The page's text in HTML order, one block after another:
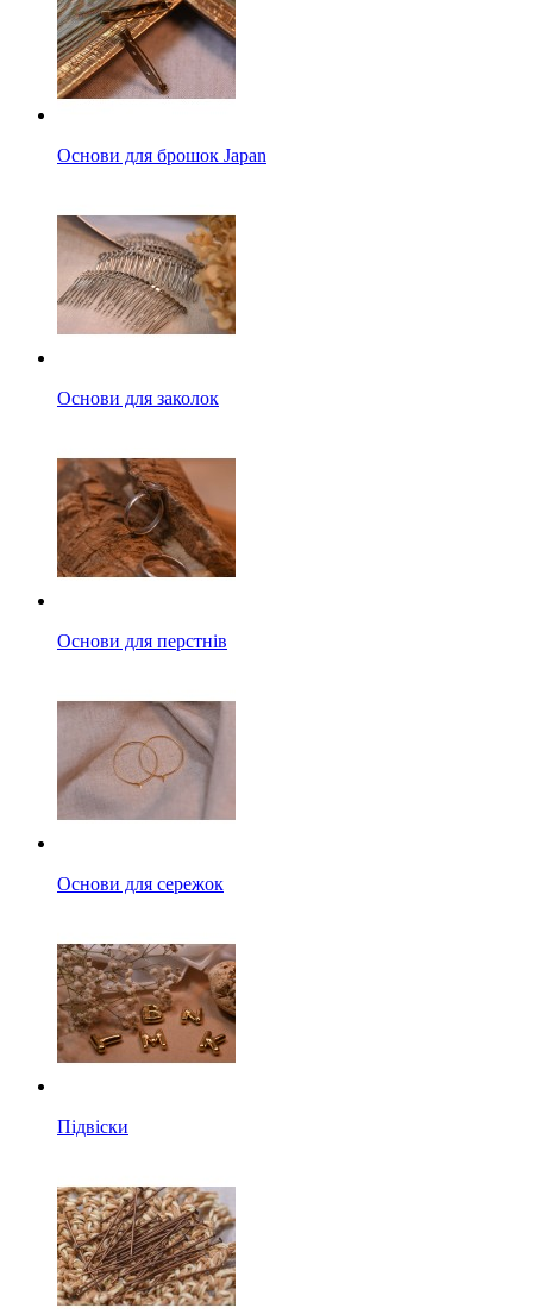
Основи для брошок Japan
Основи для заколок
Основи для перстнів
Основи для сережок
Підвіски